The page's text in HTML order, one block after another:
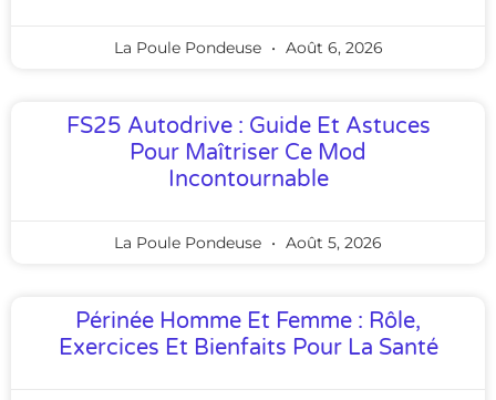
La Poule Pondeuse Août 6, 2026
FS25 Autodrive : Guide Et Astuces
Pour Maîtriser Ce Mod
Incontournable
La Poule Pondeuse Août 5, 2026
Périnée Homme Et Femme : Rôle,
Exercices Et Bienfaits Pour La Santé